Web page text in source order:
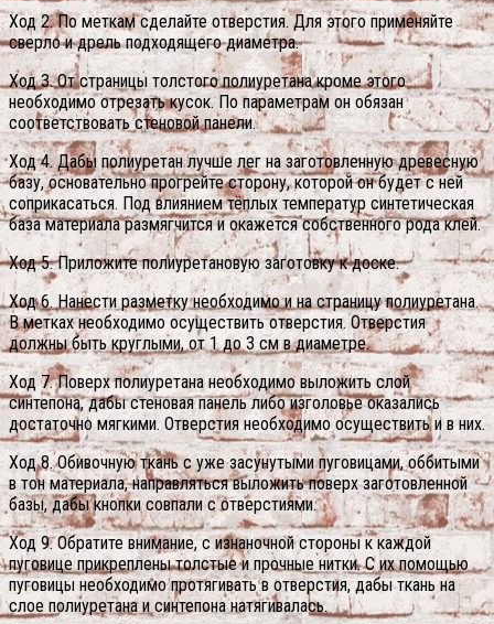
Ход 2. По меткам сделайте отверстия. Для этого применяйте
сверло и дрель подходящего диаметра.
Ход 3. От страницы толстого полиуретана кроме этого
необходимо отрезать кусок. По параметрам он обязан
соответствовать стеновой панели.
Ход 4. Дабы полиуретан лучше лег на заготовленную древесную
базу, основательно прогрейте сторону, которой он будет с ней
соприкасаться. Под влиянием тёплых температур синтетическая
база материала размягчится и окажется собственного рода клей.
Ход 5. Приложите полиуретановую заготовку к доске.
Ход 6. Нанести разметку необходимо и на страницу полиуретана.
В метках необходимо осуществить отверстия. Отверстия
должны быть круглыми, от 1 до 3 см в диаметре.
Ход 7. Поверх полиуретана необходимо выложить слой
синтепона, дабы стеновая панель либо изголовье оказались
достаточно мягкими. Отверстия необходимо осуществить и в них.
Ход 8. Обивочную ткань с уже засунутыми пуговицами, оббитыми
в тон материала, направляться выложить поверх заготовленной
базы, дабы кнопки совпали с отверстиями.
Ход 9. Обратите внимание, с изнаночной стороны к каждой
пуговице прикреплены толстые и прочные нитки. С их помощью
пуговицы необходимо протягивать в отверстия, дабы ткань на
слое полиуретана и синтепона натягивалась.